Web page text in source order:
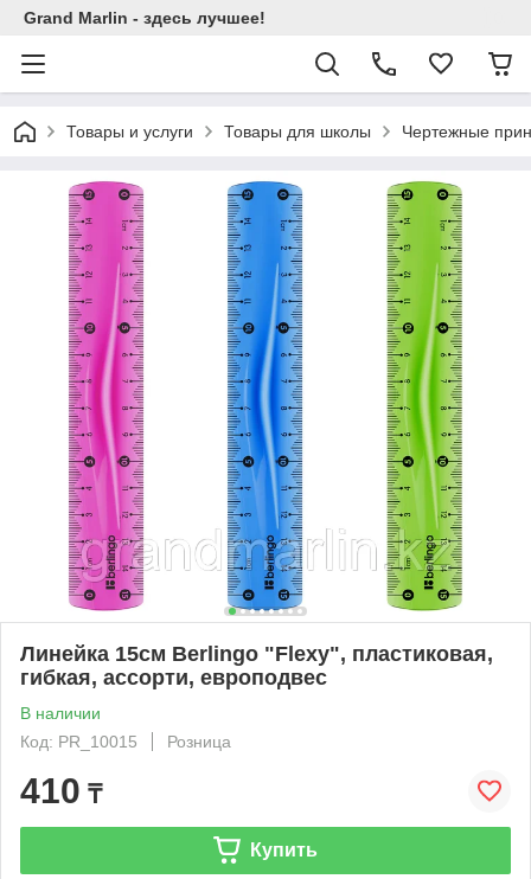
Grand Marlin - здесь лучшее!
Товары и услуги Товары для школы Чертежные
Линейка 15см Berlingo "Flexy", пластиковая,
гибкая, ассорти, европодвес
В наличии
Код: PR_10015
Розница
410 ₸
Купить